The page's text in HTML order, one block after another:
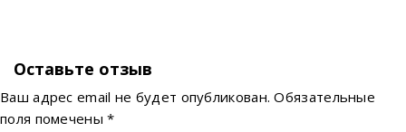
Оставьте отзыв
Ваш адрес email не будет опубликован. Обязательные
поля помечены*